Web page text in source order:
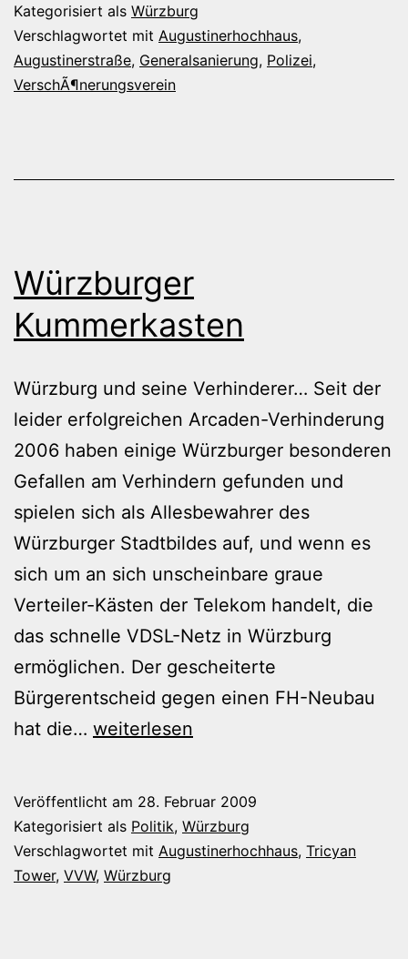
Kategorisiert als Würzburg
Verschlagwortet mit Augustinerhochhaus,
Augustinerstraße, Generalsanierung, Polizei,
VerschÃ¶nerungsverein
Würzburger
Kummerkasten
Würzburg und seine Verhinderer… Seit der
leider erfolgreichen Arcaden-Verhinderung
2006 haben einige Würzburger besonderen
Gefallen am Verhindern gefunden und
spielen sich als Allesbewahrer des
Würzburger Stadtbildes auf, und wenn es
sich um an sich unscheinbare graue
Verteiler-Kästen der Telekom handelt, die
das schnelle VDSL-Netz in Würzburg
ermöglichen. Der gescheiterte
Bürgerentscheid gegen einen FH-Neubau
hat die… Würzburger
weiterlesen
Veröffentlicht am 28. Februar 2009
Kategorisiert als Politik, Würzburg
Verschlagwortet mit Augustinerhochhaus, Tricyan
Tower, VVW, Würzburg